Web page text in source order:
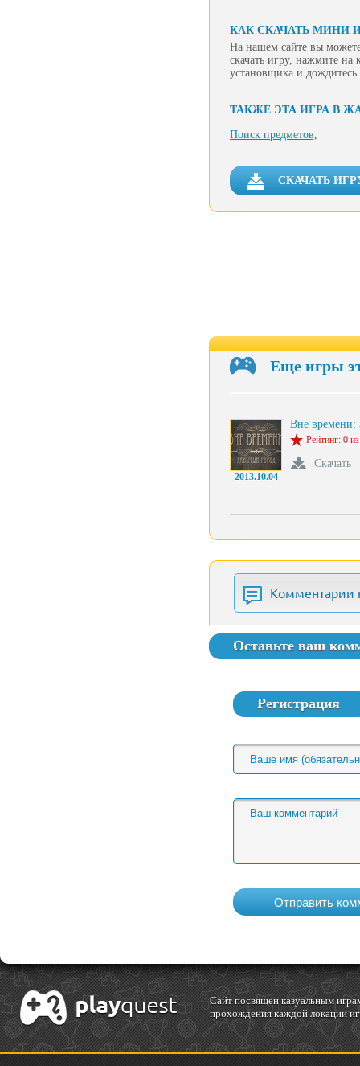
КАК СКАЧАТЬ МИНИ
На нашем сайте вы
скачать игру, нажмите на
установщика и
ТАКЖЕ ЭТА ИГРА В
Поиск предметов,
СКАЧАТЬ
Еще игры
2013.10.04
Вне
Рейтинг: 0
Скачать
Комментарии
Оставьте ваш
Регистрация
Cайт посвящен казуальным
прохождения каждой локации